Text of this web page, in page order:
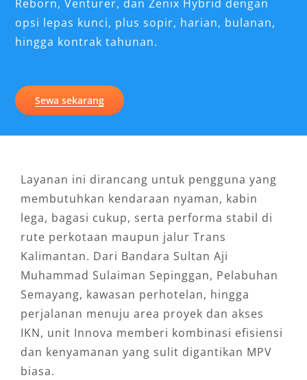
Reborn, Venturer, dan Zenix Hybrid dengan
opsi lepas kunci, plus sopir, harian, bulanan,
hingga kontrak tahunan.
Sewa sekarang
Layanan ini dirancang untuk pengguna yang
membutuhkan kendaraan nyaman, kabin
lega, bagasi cukup, serta performa stabil di
rute perkotaan maupun jalur Trans
Kalimantan. Dari Bandara Sultan Aji
Muhammad Sulaiman Sepinggan, Pelabuhan
Semayang, kawasan perhotelan, hingga
perjalanan menuju area proyek dan akses
IKN, unit Innova memberi kombinasi efisiensi
dan kenyamanan yang sulit digantikan MPV
biasa.